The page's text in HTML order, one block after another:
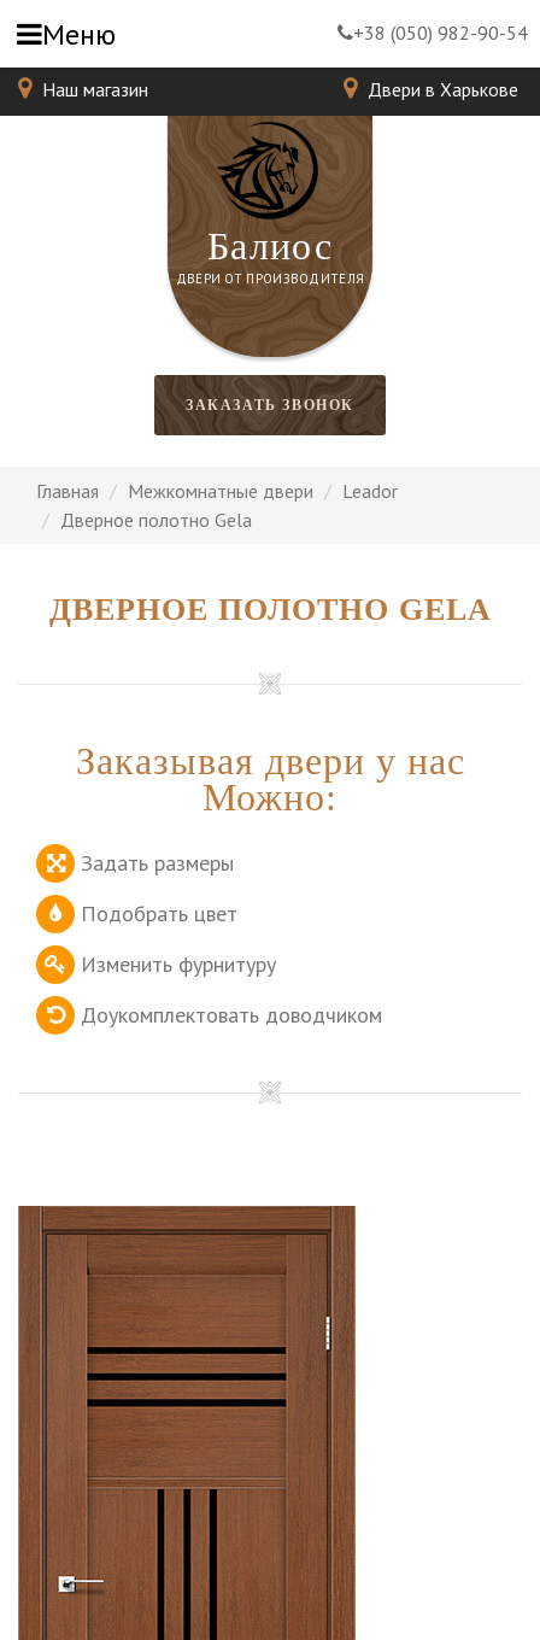
Балиос
ДВЕРИ ОТ ПРОИЗВОДИТЕЛЯ
Наш магазин Двери в Харькове
ЗАКАЗАТЬ ЗВОНОК
Главная Межкомнатные двери
Leador
Дверное полотно Gela
ДВЕРНОЕ ПОЛОТНО GELA
Заказывая двери у нас
Можно:
Задать размеры
Подобрать цвет
Изменить фурнитуру
Доукомплектовать доводчиком
Меню +38 (050) 982-90-54